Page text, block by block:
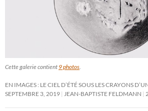
Cette galerie contient 9 photos
EN IMAGES : LE CIEL D’ÉTÉ SOUS LES CRAYONS
SEPTEMBRE 3, 2019
JEAN-BAPTISTE FELDMANN